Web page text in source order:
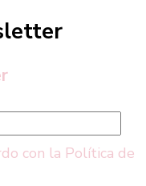
con la Política de